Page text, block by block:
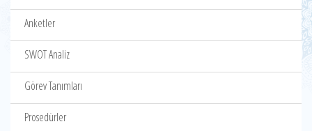
Anketler
SWOT Analiz
Görev Tanımları
Prosedürler